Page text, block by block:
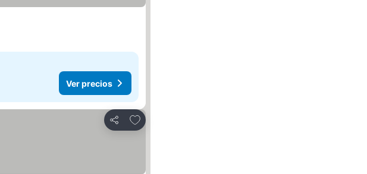
Ver precios
Compartir
Añadir a favoritos